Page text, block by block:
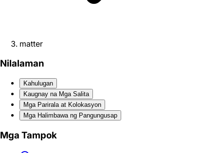
matter
Nilalaman
Kahulugan
Kaugnay na Mga Salita
Mga Parirala at Kolokasyon
Mga Halimbawa ng Pangungusap
Mga Tampok